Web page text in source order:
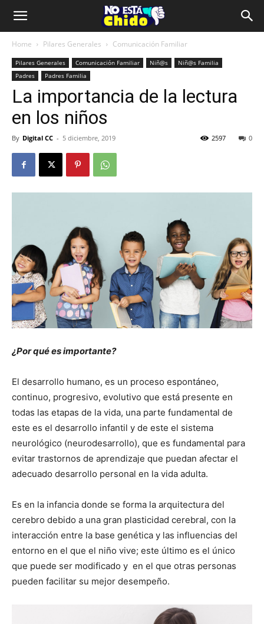
Home Pilares Generales Comunicación Familiar
Pilares Generales Comunicación Familiar Niñ@s
Niñ@s Familia
Padres
Padres Familia
La importancia de la lectura
en los niños
By Digital CC - 5 diciembre, 2019 0
2597
¿Por qué es importante?
El desarrollo humano, es un proceso espontáneo,
continuo, progresivo, evolutivo que está presente en
todas las etapas de la vida, una parte fundamental de
este es el desarrollo infantil y de este el sistema
neurológico (neurodesarrollo), que es fundamental para
evitar trastornos de aprendizaje que puedan afectar el
adecuado desarrollo personal en la vida adulta.
Es en la infancia donde se forma la arquitectura del
cerebro debido a una gran plasticidad cerebral, con la
interacción entre la base genética y las influencias del
entorno en el que el niño vive; este último es el único
que puede ser modificado y en el que otras personas
pueden facilitar su mejor desempeño.